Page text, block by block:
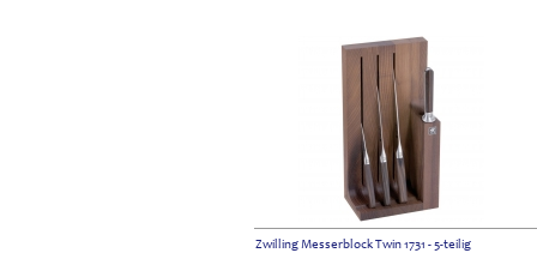
Zwilling Messerblock Twin 1731 - 5-teilig